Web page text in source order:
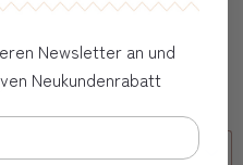
Newsletter an und
Neukundenrabatt